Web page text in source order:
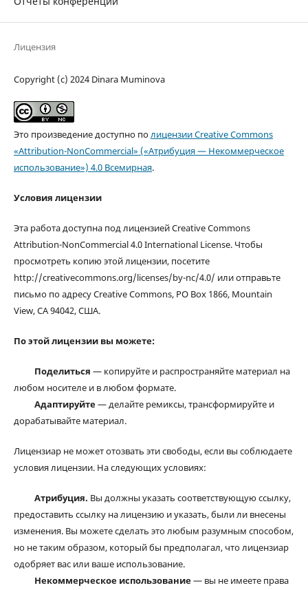
Лицензия
Copyright (c) 2024 Dinara Muminova
Это произведение доступно полицензии Creative Commons
«Attribution-NonCommercial» («Атрибуция — Некоммерческое
использование») 4.0 Всемирная.
Условия лицензии
Эта работа доступна под лицензией Creative Commons
Attribution-NonCommercial 4.0 International License. Чтобы
просмотреть копию этой лицензии, посетите
http://creativecommons.org/licenses/by-nc/4.0/ или отправьте
письмо по адресу Creative Commons, PO Box 1866, Mountain
View, CA 94042, США.
По этой лицензии вы можете:
Поделиться — копируйте и распространяйте материал на
любом носителе и в любом формате.
Адаптируйте— делайте ремиксы, трансформируйте и
дорабатывайте материал.
Лицензиар не может отозвать эти свободы, если вы соблюдаете
условия лицензии. На следующих условиях:
Атрибуция. Вы должны указать соответствующую ссылку,
предоставить ссылку на лицензию и указать, были ли внесены
изменения. Вы можете сделать это любым разумным способом,
но не таким образом, который бы предполагал, что лицензиар
одобряет вас или ваше использование.
Некоммерческое использование— вы не имеете права